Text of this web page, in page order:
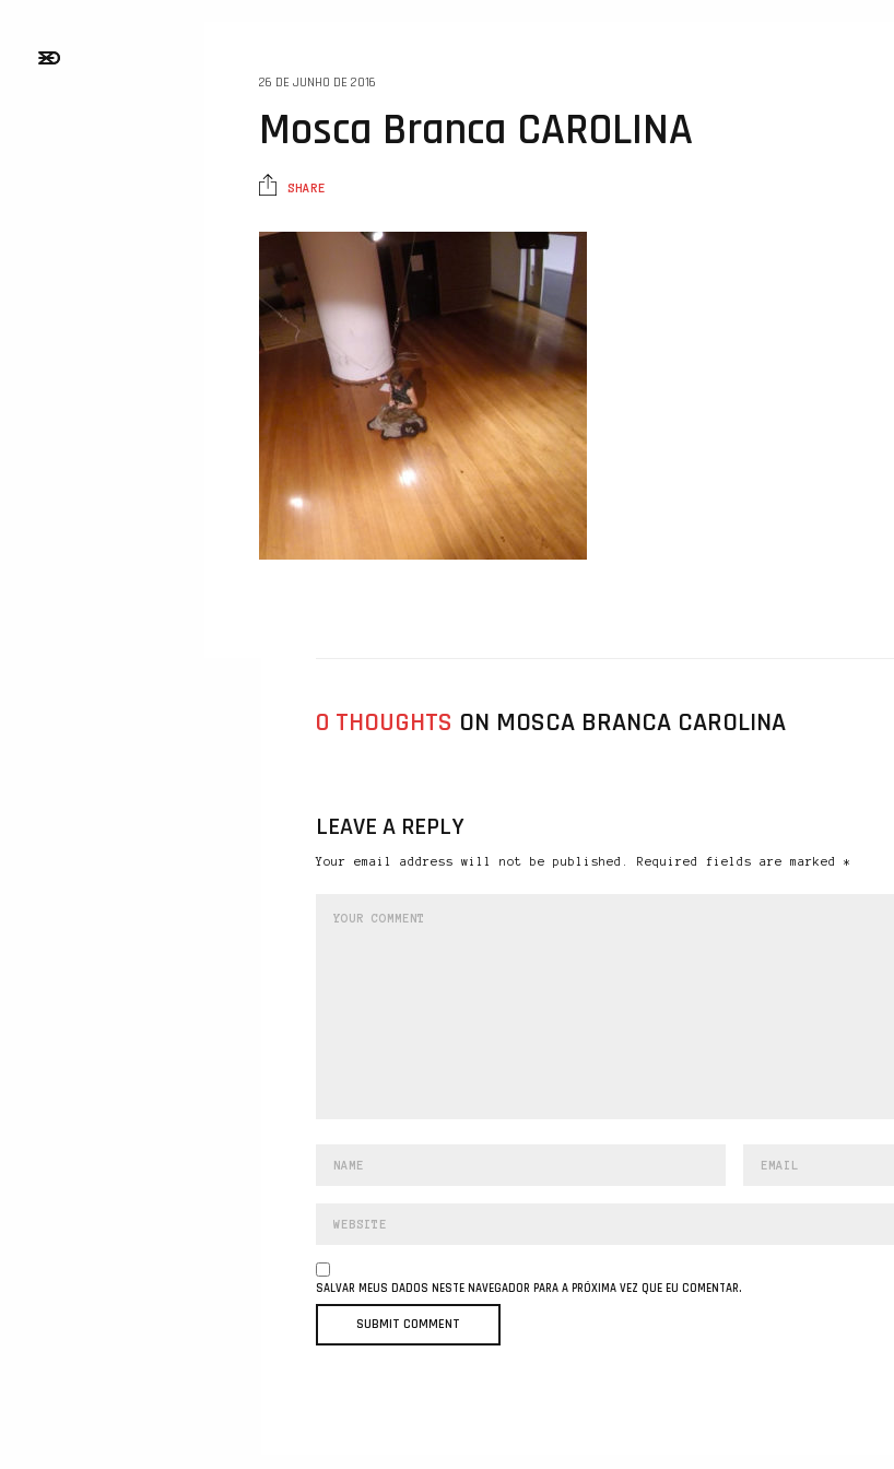
26 DE JUNHO DE 2016
Mosca Branca CAROLINA
SHARE
0 THOUGHTS ON MOSCA BRANCA CAROLINA
LEAVE A REPLY
Your email address will not be published. Required fields are marked *
SALVAR MEUS DADOS NESTE NAVEGADOR PARA A PRÓXIMA VEZ QUE EU COMENTAR.